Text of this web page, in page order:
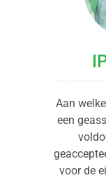
Aan
een
voor de